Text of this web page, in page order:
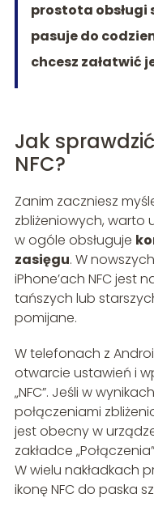
prostota obsługi
pasuje do
chcesz załatwić
Jak
NFC?
Zanim zaczniesz
zbliżeniowych, warto
w ogóle obsługuje
zasięgu. W
iPhone’ach NFC jest
tańszych lub
pomijane.
W telefonach z
otwarcie ustawień i
„NFC”. Jeśli w
połączeniami
jest obecny w
zakładce
W wielu nakładkach
ikonę NFC do paska